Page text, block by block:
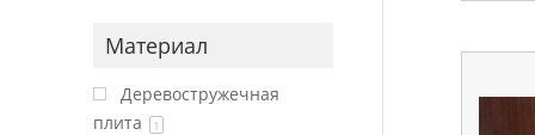
Материал
Деревостружечная
плита
1